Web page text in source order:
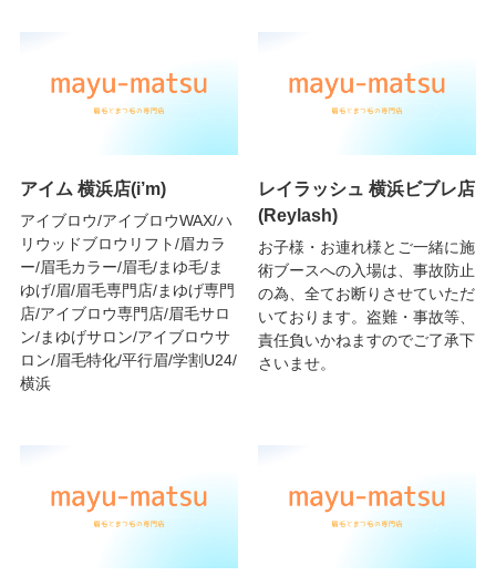
アイム 横浜店(i’m)
アイブロウ/アイブロウWAX/ハ
リウッドブロウリフト/眉カラ
ー/眉毛カラー/眉毛/まゆ毛/ま
ゆげ/眉/眉毛専門店/まゆげ専門
店/アイブロウ専門店/眉毛サロ
ン/まゆげサロン/アイブロウサ
ロン/眉毛特化/平行眉/学割U24/
横浜
レイラッシュ 横浜ビブレ店
(Reylash)
お子様・お連れ様とご一緒に施
術ブースへの入場は、事故防止
の為、全てお断りさせていただ
いております。盗難・事故等、
責任負いかねますのでご了承下
さいませ。